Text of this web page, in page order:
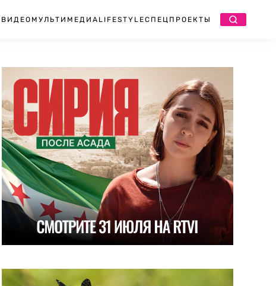
ВИДЕО МУЛЬТИМЕДИА LIFESTYLEСПЕЦПРОЕКТЫ